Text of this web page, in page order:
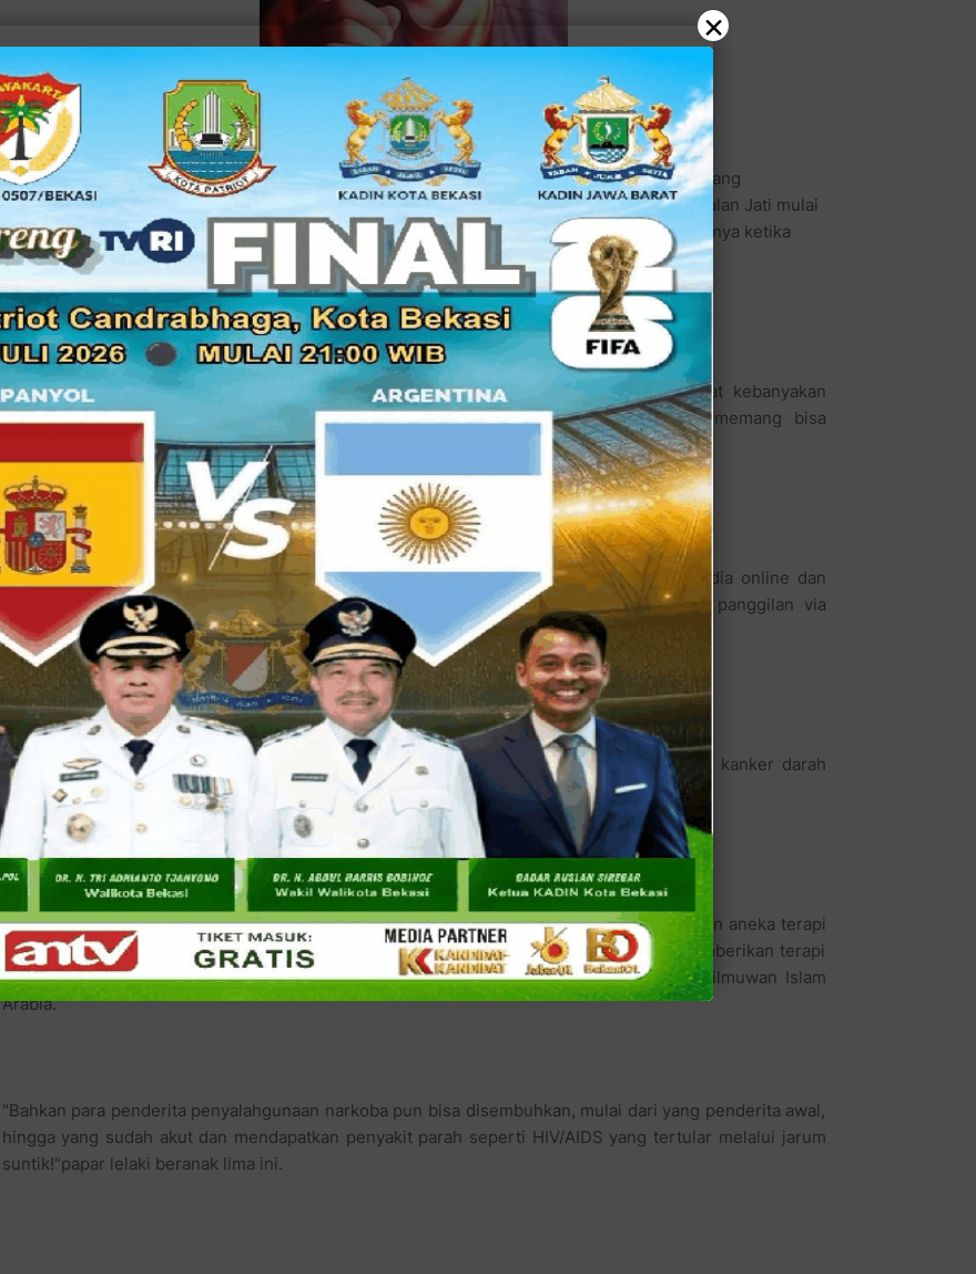
Berbincangdengan Ahli Terapi Bekam ThabibSidikRizal memang bisa jadi pengalaman yang
menyenangkan. Betapa tidak semenjak berkunjung ke rumah praktiknya di bilangan Pangkalan Jati mulai
dari pagi hari jam 08:00 tak terasa waktu sudah menjelang Zhuhur, jam 12:00 siang. Sayangnya ketika
tulisan ini diterbitkan, rumah praktiknya sudah tidak di tempat itu lagi.
Dan penjelasannya yang lengkap dan gamblang dengan bahasa yang mudah membuat kebanyakan
pasiennya menjadi tahu banyak dan lega, bahwa penderita HIV/AIDS dan kanker memang bisa
disembuhkan secara total.
Hal inilah yang membuat ThabibSidikRizal, yang juga masih aktif sebagai wartawan media online dan
pengusaha web design & development ini mendadak terkenal dan banyak mendapat panggilan via
telepon untuk mengobati banyak pasien datang ke rumah.
Betapa tidak, penyakit berbahaya seperti HIV/AIDS, kanker rahim, kanker prostat bahkan kanker darah
(leukemia) bisa disembuhkan hanya dalam hitungan waktu beberapa bulan saja.
Termasuk penyakit apapun baik yang akut maupun kronis bisa disembuhkan hanya dengan aneka terapi
homeopathy yang diberikannya. "Bukan itu saja," imbuh ThabibSidikRizal, "Saya juga memberikan terapi
herbal dan beberapa obat hasil penemuan ahli riset dari Amerika Serikat dan juga para ilmuwan Islam
Arabia.
"Bahkan para penderita penyalahgunaan narkoba pun bisa disembuhkan, mulai dari yang penderita awal,
hingga yang sudah akut dan mendapatkan penyakit parah seperti HIV/AIDS yang tertular melalui jarum
suntik!"papar lelaki beranak lima ini.
×